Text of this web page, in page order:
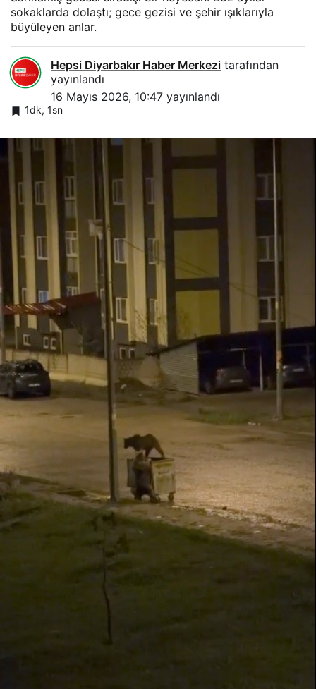
sokaklarda dolaştı; gece gezisi ve şehir ışıklarıyla
büyüleyen anlar.
Hepsi Diyarbakır Haber Merkezi tarafından
yayınlandı
16 Mayıs 2026, 10:47 yayınlandı
1dk, 1sn